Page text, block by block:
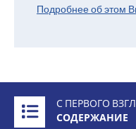
Подробнее об этом
Inhalte
С ПЕРВОГО
СОДЕРЖАНИЕ